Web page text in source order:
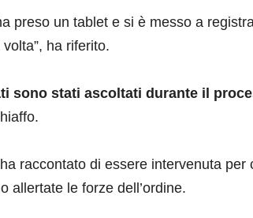
preso un tablet e si è messo a
ha riferito.
sono stati ascoltati durante il
raccontato di essere intervenuta per
allertate le forze dell’ordine.